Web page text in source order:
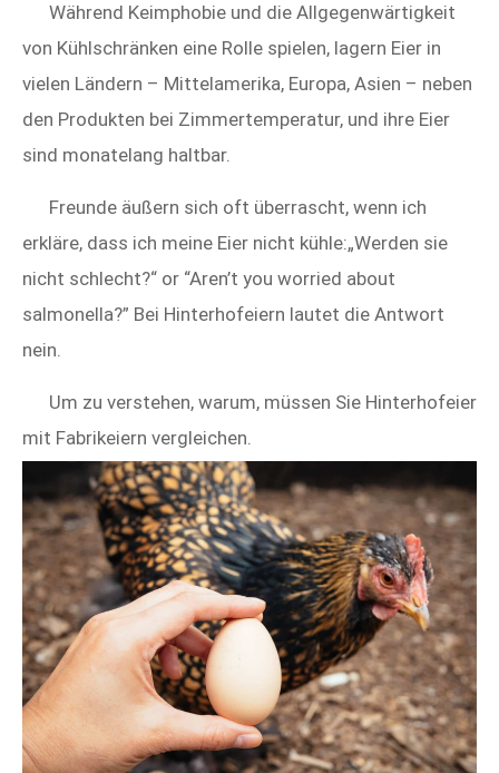
Während Keimphobie und die Allgegenwärtigkeit
von Kühlschränken eine Rolle spielen, lagern Eier in
vielen Ländern – Mittelamerika, Europa, Asien – neben
den Produkten bei Zimmertemperatur, und ihre Eier
sind monatelang haltbar.
Freunde äußern sich oft überrascht, wenn ich
erkläre, dass ich meine Eier nicht kühle:„Werden sie
nicht schlecht?“ or “Aren’t you worried about
salmonella?” Bei Hinterhofeiern lautet die Antwort
nein.
Um zu verstehen, warum, müssen Sie Hinterhofeier
mit Fabrikeiern vergleichen.